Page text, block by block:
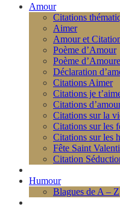
Amour
Citations
Aimer
Amour et
Poème d’Amour
Poème
Déclaration
Citations Aimer
Citations je
Citations
Citations sur la
Citations sur les
Citations sur les
Fête Saint
Citation
Humour
Blagues de A – Z